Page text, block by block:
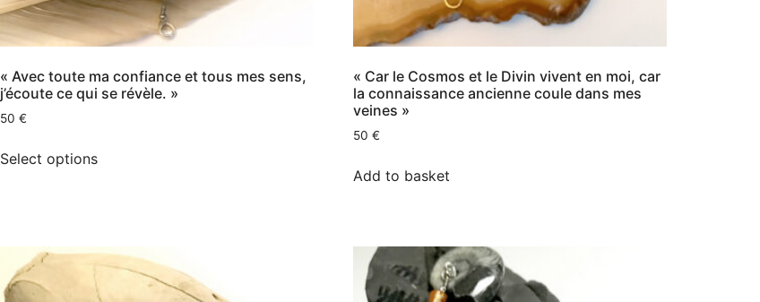
« Avec toute ma confiance et tous mes sens,
j’écoute ce qui se révèle. »
50 €
Select options
« Car le Cosmos et le Divin vivent en moi, car
la connaissance ancienne coule dans mes
veines »
50 €
Add to basket